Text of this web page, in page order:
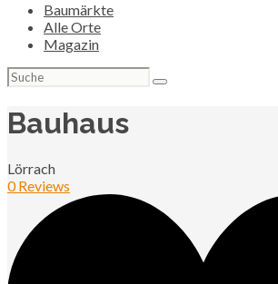
Baumärkte
Alle Orte
Magazin
Suchen
nach:
Bauhaus
Lörrach
0 Reviews